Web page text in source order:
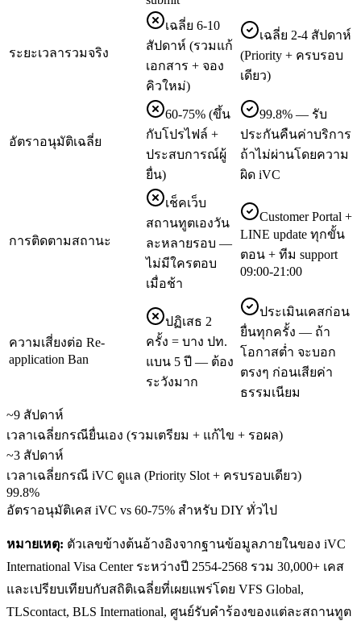
ระยะเวลารวมจริง
เฉลี่ย 6-10
สัปดาห์ (รวมแก้
เอกสาร + จอง
คิวใหม่)
เฉลี่ย 2-4 สัปดาห์
(Priority + ครบรอบ
เดียว)
อัตราอนุมัติเฉลี่ย
60-75% (ขึ้น
กับโปรไฟล์ +
ประสบการณ์ผู้
ยื่น)
99.8% — รับ
ประกันคืนค่าบริการ
ถ้าไม่ผ่านโดยความ
ผิด iVC
การติดตามสถานะ
เช็คเว็บ
สถานทูตเองวัน
ละหลายรอบ —
ไม่มีใครตอบ
เมื่อช้า
Customer Portal +
LINE update ทุกขั้น
ตอน + ทีม support
09:00-21:00
ความเสี่ยงต่อ Re-
application Ban
ปฏิเสธ 2
ครั้ง = บาง ปท.
แบน 5 ปี — ต้อง
ระวังมาก
ประเมินเคสก่อน
ยื่นทุกครั้ง — ถ้า
โอกาสต่ำ จะบอก
ตรงๆ ก่อนเสียค่า
ธรรมเนียม
~9 สัปดาห์
เวลาเฉลี่ยกรณียื่นเอง (รวมเตรียม + แก้ไข + รอผล)
~3 สัปดาห์
เวลาเฉลี่ยกรณี iVC ดูแล (Priority Slot + ครบรอบเดียว)
99.8%
อัตราอนุมัติเคส iVC vs 60-75% สำหรับ DIY ทั่วไป
หมายเหตุ: ตัวเลขข้างต้นอ้างอิงจากฐานข้อมูลภายในของ iVC
International Visa Center ระหว่างปี 2554-2568 รวม 30,000+ เคส
และเปรียบเทียบกับสถิติเฉลี่ยที่เผยแพร่โดย VFS Global,
TLScontact, BLS International, ศูนย์รับคำร้องของแต่ละสถานทูต